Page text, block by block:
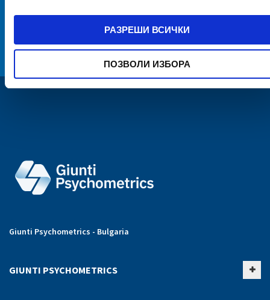
РАЗРЕШИ ВСИЧКИ
ПОЗВОЛИ ИЗБОРА
Giunti Psychometrics - Bulgaria
GIUNTI PSYCHOMETRICS